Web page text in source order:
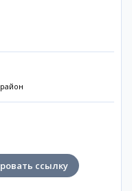
ссылку